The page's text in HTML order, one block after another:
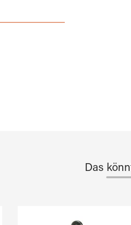
Das